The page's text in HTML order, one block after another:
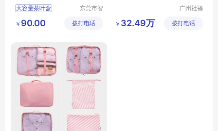
大容量茶叶盒
多功能茶叶盒
东莞市智
限公司
￥ 90.00 拨打电话
广州社福
械有限公
￥ 32.49万 拨打电话